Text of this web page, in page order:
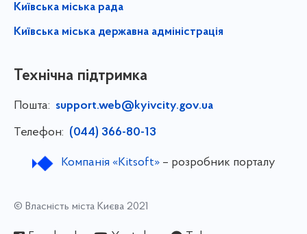
Київська міська рада
Київська міська державна адміністрація
Технічна підтримка
Пошта: support.web@kyivcity.gov.ua
Телефон: (044) 366-80-13
Компанія «Kitsoft»– розробник порталу
© Власність міста Києва 2021